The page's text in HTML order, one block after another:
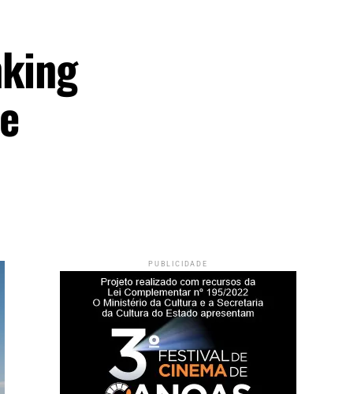
PUBLICIDADE